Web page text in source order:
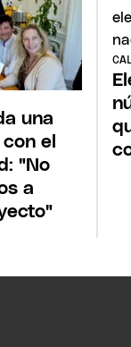
una
el
"No
a